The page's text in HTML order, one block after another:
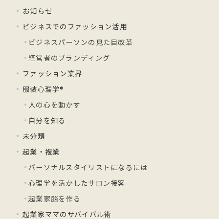
お知らせ
ビジネスでのファッション活用
ビジネスパーソンの見た目改革
経営者のブランディング
ファッション業界
服装心理学®
人の心を動かす
自分を知る
未分類
起業・複業
パーソナルスタイリストになるには
心理学を活かしたサロン接客
起業家脳を作る
起業家ママのサバイバル術